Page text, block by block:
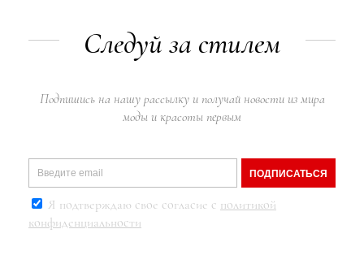
Следуй за стилем
Подпишись на нашу рассылку и получай новости из мира
моды и красоты первым
ПОДПИСАТЬСЯ
Я подтверждаю свое согласие с политикой
конфиденциальности